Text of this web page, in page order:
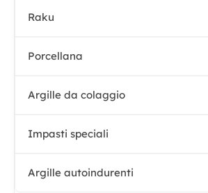
Raku
Porcellana
Argille da colaggio
Impasti speciali
Argille autoindurenti